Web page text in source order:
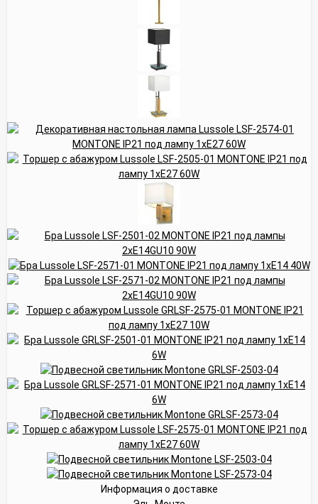
Информация о доставке